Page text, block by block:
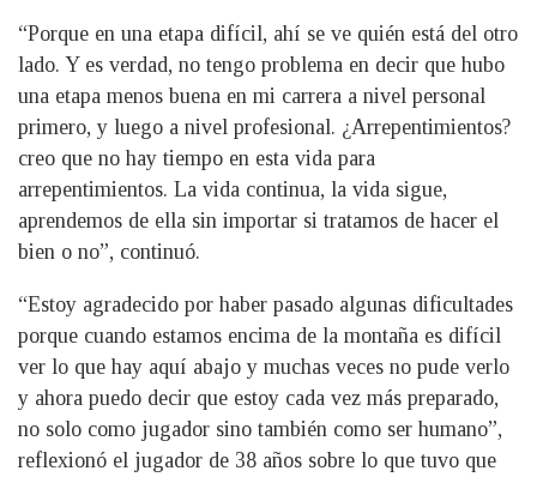
“Porque en una etapa difícil, ahí se ve quién está del otro
lado. Y es verdad, no tengo problema en decir que hubo
una etapa menos buena en mi carrera a nivel personal
primero, y luego a nivel profesional. ¿Arrepentimientos?
creo que no hay tiempo en esta vida para
arrepentimientos. La vida continua, la vida sigue,
aprendemos de ella sin importar si tratamos de hacer el
bien o no”, continuó.
“Estoy agradecido por haber pasado algunas dificultades
porque cuando estamos encima de la montaña es difícil
ver lo que hay aquí abajo y muchas veces no pude verlo
y ahora puedo decir que estoy cada vez más preparado,
no solo como jugador sino también como ser humano”,
reflexionó el jugador de 38 años sobre lo que tuvo que